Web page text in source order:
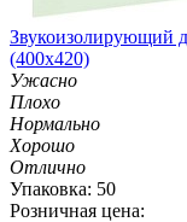
Звукоизолирующий
(400х420)
Ужасно
Плохо
Нормально
Хорошо
Отлично
Упаковка: 50
Розничная цена: